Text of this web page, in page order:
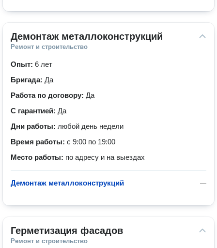
Демонтаж металлоконструкций
Ремонт и строительство
Опыт: 6 лет
Бригада: Да
Работа по договору: Да
С гарантией: Да
Дни работы: любой день недели
Время работы: с 9:00 по 19:00
Место работы: по адресу и на выездах
—
Демонтаж металлоконструкций
Герметизация фасадов
Ремонт и строительство